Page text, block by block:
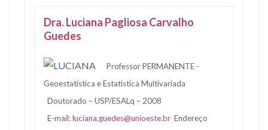
Dra. Luciana Pagliosa Carvalho
Guedes
Professor PERMANENTE -
Geoestatística e Estatística Multivariada
Doutorado – USP/ESALq – 2008
E-mail:luciana.guedes@unioeste.br Endereço